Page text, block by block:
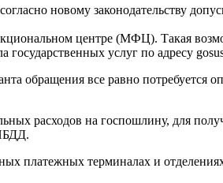
новому законодательству
центре (МФЦ). Такая
государственных услуг по адресу
обращения все равно потребуется
расходов на госпошлину, для
платежных терминалах и